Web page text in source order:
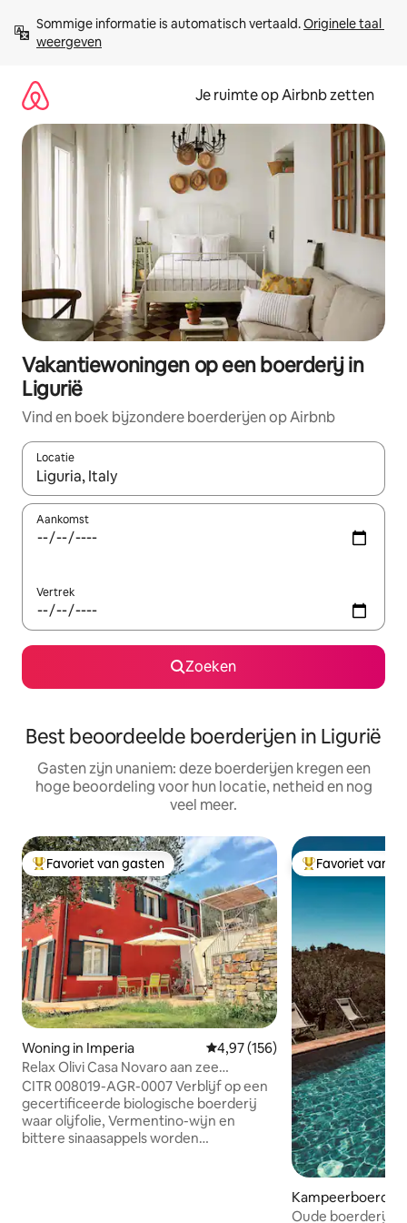
direct
naar
Sommige informatie is automatisch vertaald. Originele taal
weergeven
Je ruimte op Airbnb zetten
Vakantiewoningen op een boerderij in
Ligurië
Vind en boek bijzondere boerderijen op Airbnb
Locatie
Wanneer er suggesties beschikbaar zijn, maak je een keuze
Aankomst
Vertrek
Zoeken
Best beoordeelde boerderijen in Ligurië
Gasten zijn unaniem: deze boerderijen kregen een
hoge beoordeling voor hun locatie, netheid en nog
veel meer.
Topfavoriet van gasten
Favoriet van gasten
Woning in Imperia Gemiddelde beoordeling van
4,97 (156)
Relax Olivi Casa Novaro aan zee
appartement Oliva
CITR 008019-AGR-0007 Verblijf op een
gecertificeerde biologische boerderij
waar olijfolie, Vermentino-wijn en
bittere sinaasappels worden
Topfavoriet van
Favoriet van
a
Oude boerderij